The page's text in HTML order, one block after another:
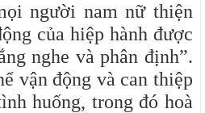
người nam nữ thiện
của hiệp hành được
nghe và phân định”.
vận động và can thiệp
huống, trong đó hoà